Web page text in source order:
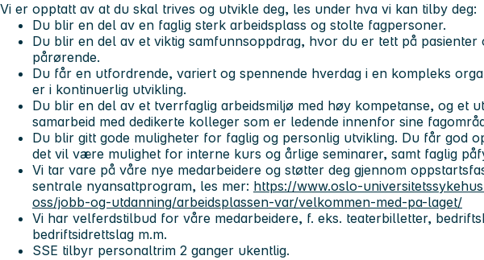
Vi er opptatt av at du skal trives og utvikle deg, les under hva vi kan tilby deg:
Du blir en del av en faglig sterk arbeidsplass og stolte fagpersoner.
Du blir en del av et viktig samfunnsoppdrag, hvor du er tett på pasienter
pårørende.
Du får en utfordrende, variert og spennende hverdag i en kompleks
er i kontinuerlig utvikling.
Du blir en del av et tverrfaglig arbeidsmiljø med høy kompetanse, og et
samarbeid med dedikerte kolleger som er ledende innenfor sine
Du blir gitt gode muligheter for faglig og personlig utvikling. Du får god
det vil være mulighet for interne kurs og årlige seminarer, samt faglig
Vi tar vare på våre nye medarbeidere og støtter deg gjennom
sentrale nyansattprogram, les mer: https://www.oslo-
oss/jobb-og-utdanning/arbeidsplassen-var/velkommen-med-pa-laget/
Vi har velferdstilbud for våre medarbeidere, f. eks. teaterbilletter,
bedriftsidrettslag m.m.
SSE tilbyr personaltrim 2 ganger ukentlig.